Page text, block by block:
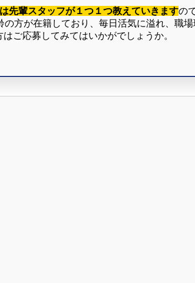
先輩スタッフが１つ１つ教えていきますの
方が在籍しており、毎日活気に溢れ、職
ご応募してみてはいかがでしょうか。